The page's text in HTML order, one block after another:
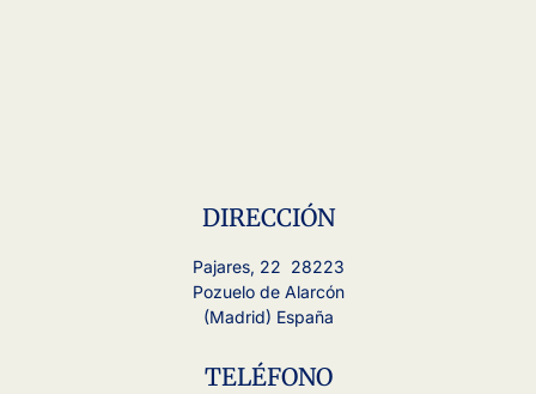
DIRECCIÓN
Pajares, 22 28223
Pozuelo de Alarcón
(Madrid) España
TELÉFONO